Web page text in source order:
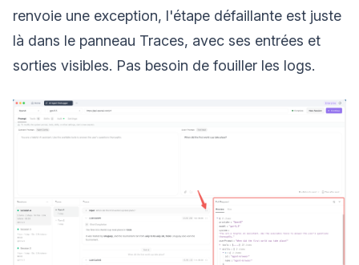
renvoie une exception, l'étape défaillante est juste
là dans le panneau Traces, avec ses entrées et
sorties visibles. Pas besoin de fouiller les logs.